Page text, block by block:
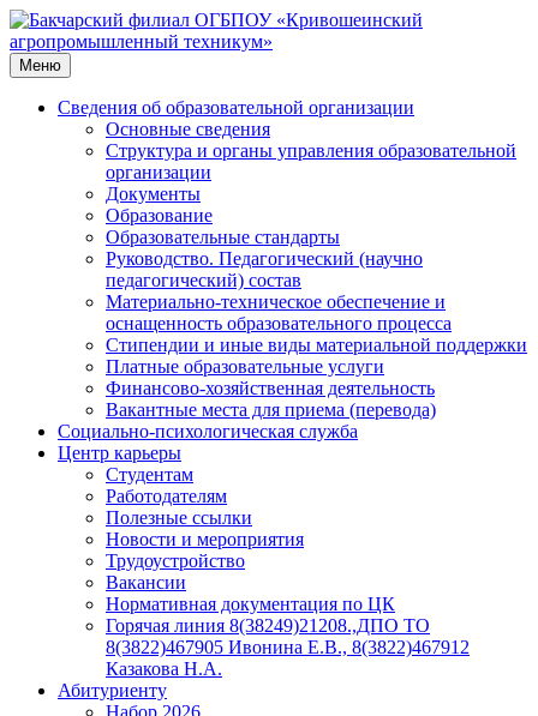
Перейти
к
содержимому
Меню
Сведения об образовательной организации
Основные сведения
Структура и органы управления образовательной
организации
Документы
Образование
Образовательные стандарты
Руководство. Педагогический (научно
педагогический) состав
Материально-техническое обеспечение и
оснащенность образовательного процесса
Стипендии и иные виды материальной поддержки
Платные образовательные услуги
Финансово-хозяйственная деятельность
Вакантные места для приема (перевода)
Социально-психологическая служба
Центр карьеры
Студентам
Работодателям
Полезные ссылки
Новости и мероприятия
Трудоустройство
Вакансии
Нормативная документация по ЦК
Горячая линия 8(38249)21208.,ДПО ТО
8(3822)467905 Ивонина Е.В., 8(3822)467912
Казакова Н.А.
Абитуриенту
Набор 2026